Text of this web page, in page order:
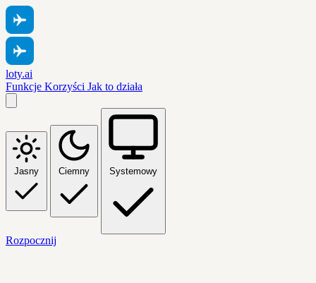
loty.ai
Funkcje Korzyści Jak to działa
Jasny Ciemny Systemowy
Rozpocznij